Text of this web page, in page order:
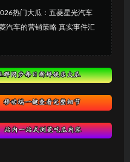
热门大瓜：五菱星光汽车
汽车的营销策略 真实事件汇